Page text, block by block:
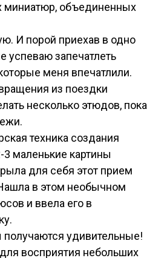
миниатюр, объединенных
И порой приехав в одно
успеваю запечатлеть
меня впечатлили.
из поездки
несколько этюдов, пока
техника создания
маленькие картины
для себя этот прием
в этом необычном
и ввела его в
удивительные!
восприятия небольших